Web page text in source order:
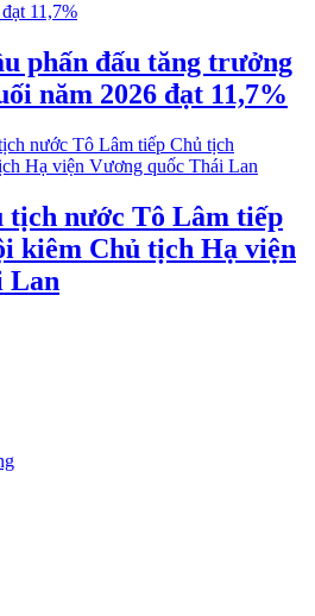
phấn đấu tăng trưởng
năm 2026 đạt 11,7%
tịch nước Tô Lâm tiếp
kiêm Chủ tịch Hạ viện
Lan